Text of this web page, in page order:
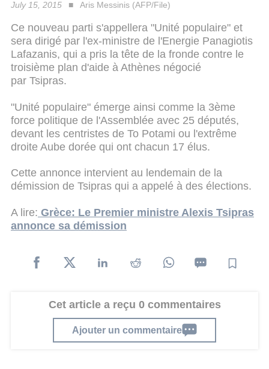
July 15, 2015
Aris Messinis (AFP/File)
Ce nouveau parti s'appellera "Unité populaire" et
sera dirigé par l'ex-ministre de l'Energie Panagiotis
Lafazanis, qui a pris la tête de la fronde contre le
troisième plan d'aide à Athènes négocié
par Tsipras.
"Unité populaire" émerge ainsi comme la 3ème
force politique de l'Assemblée avec 25 députés,
devant les centristes de To Potami ou l'extrême
droite Aube dorée qui ont chacun 17 élus.
Cette annonce intervient au lendemain de la
démission de Tsipras qui a appelé à des élections.
A lire: Grèce: Le Premier ministre Alexis Tsipras
annonce sa démission
Cet article a reçu 0 commentaires
Ajouter un commentaire